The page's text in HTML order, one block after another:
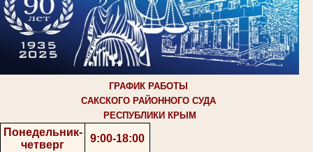
ГРАФИК РАБОТЫ
САКСКОГО РАЙОННОГО СУДА
РЕСПУБЛИКИ КРЫМ
Понедельник-
четверг
9:00-18:00